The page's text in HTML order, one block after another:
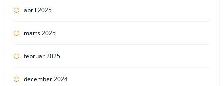
april 2025
marts 2025
februar 2025
december 2024